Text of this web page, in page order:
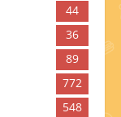
44
36
89
772
548